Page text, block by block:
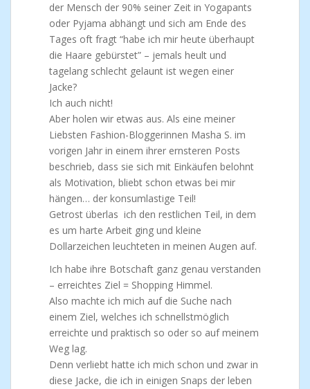
der Mensch der 90% seiner Zeit in Yogapants
oder Pyjama abhängt und sich am Ende des
Tages oft fragt “habe ich mir heute überhaupt
die Haare gebürstet” – jemals heult und
tagelang schlecht gelaunt ist wegen einer
Jacke?
Ich auch nicht!
Aber holen wir etwas aus. Als eine meiner
Liebsten Fashion-Bloggerinnen Masha S. im
vorigen Jahr in einem ihrer ernsteren Posts
beschrieb, dass sie sich mit Einkäufen belohnt
als Motivation, bliebt schon etwas bei mir
hängen… der konsumlastige Teil!
Getrost überlas ich den restlichen Teil, in dem
es um harte Arbeit ging und kleine
Dollarzeichen leuchteten in meinen Augen auf.
Ich habe ihre Botschaft ganz genau verstanden
– erreichtes Ziel = Shopping Himmel.
Also machte ich mich auf die Suche nach
einem Ziel, welches ich schnellstmöglich
erreichte und praktisch so oder so auf meinem
Weg lag.
Denn verliebt hatte ich mich schon und zwar in
diese Jacke, die ich in einigen Snaps der leben